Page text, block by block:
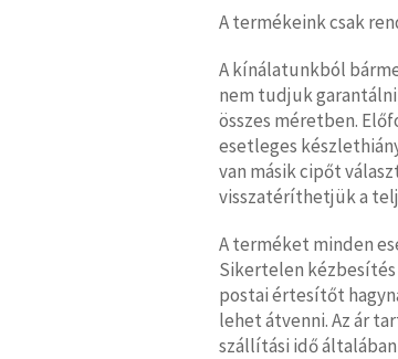
A termékeink csak
A kínálatunkból
nem tudjuk
összes méretben.
esetleges
van másik cipőt
visszatéríthetjük a
A terméket minden
Sikertelen
postai értesítőt
lehet átvenni. Az ár
szállítási idő általában